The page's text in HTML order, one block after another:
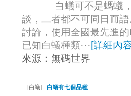
白蟻可不是螞蟻，
談，二者都不可同日而
討論，使用全國最先進
已知白蟻種類··· [詳細內
來源： 無碼世界
[白蟻] 白蟻有七個品種